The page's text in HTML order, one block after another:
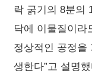
락 굵기의 8분의
닥에 이물질이라
정상적인 공정을
생한다”고 설명